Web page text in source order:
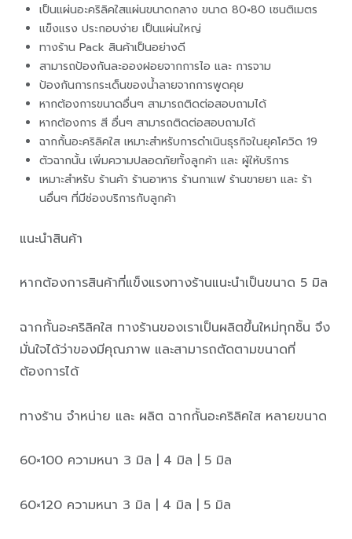
เป็นแผ่นอะคริลิคใสแผ่นขนาดกลาง ขนาด 80×80 เซนติเมตร
แข็งแรง ประกอบง่าย เป็นแผ่นใหญ่
ทางร้าน Pack สินค้าเป็นอย่างดี
สามารถป้องกันละอองฝอยจากการไอ และ การจาม
ป้องกันการกระเด็นของน้ำลายจากการพูดคุย
หากต้องการขนาดอื่นๆ สามารถติดต่อสอบถามได้
หากต้องการ สี อื่นๆ สามารถติดต่อสอบถามได้
ฉากกั้นอะคริลิคใส เหมาะสำหรับการดำเนินธุรกิจในยุคโควิด 19
ตัวฉากนั้น เพิ่มความปลอดภัยทั้งลูกค้า และ ผู้ให้บริการ
เหมาะสำหรับ ร้านค้า ร้านอาหาร ร้านกาแฟ ร้านขายยา และ ร้า
นอื่นๆ ที่มีช่องบริการกับลูกค้า
แนะนำสินค้า
หากต้องการสินค้าที่แข็งแรงทางร้านแนะนำเป็นขนาด 5 มิล
ฉากกั้นอะคริลิคใส ทางร้านของเราเป็นผลิตขึ้นใหม่ทุกชิ้น จึง
มั่นใจได้ว่าของมีคุณภาพ และสามารถตัดตามขนาดที่
ต้องการได้
ทางร้าน จำหน่าย และ ผลิต ฉากกั้นอะคริลิคใส หลายขนาด
60×100 ความหนา 3 มิล | 4 มิล | 5 มิล
60×120 ความหนา 3 มิล | 4 มิล | 5 มิล